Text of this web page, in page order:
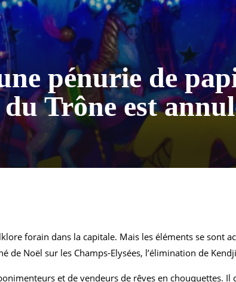
pénurie de
Trône est
forain dans la capitale. Mais les éléments se sont
de Noël sur les Champs-Elysées, l’élimination de
et de vendeurs de rêves en chouquettes.